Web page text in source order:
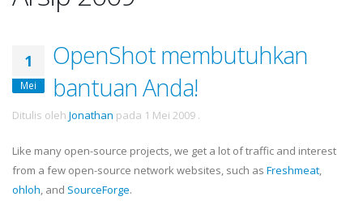
1
Mei
OpenShot membutuhkan
bantuan Anda!
Ditulis oleh Jonathan pada 1 Mei 2009 .
Like many open-source projects, we get a lot of traffic and interest
from a few open-source network websites, such as Freshmeat,
ohloh, and SourceForge.